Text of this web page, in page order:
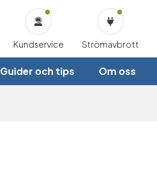
Kundservice Strömavbrott
Guider och tips Om oss